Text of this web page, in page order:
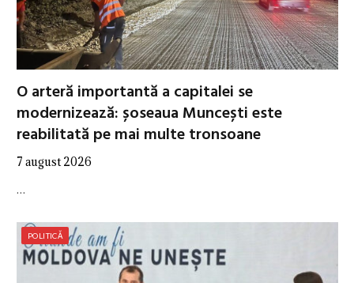
O arteră importantă a capitalei se
modernizează: șoseaua Muncești este
reabilitată pe mai multe tronsoane
7 august 2026
…
POLITICĂ